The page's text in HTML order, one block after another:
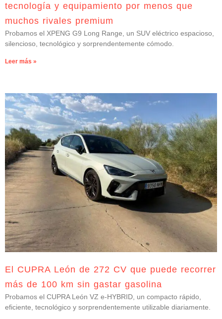
tecnología y equipamiento por menos que
muchos rivales premium
Probamos el XPENG G9 Long Range, un SUV eléctrico espacioso,
silencioso, tecnológico y sorprendentemente cómodo.
Leer más »
El CUPRA León de 272 CV que puede recorrer
más de 100 km sin gastar gasolina
Probamos el CUPRA León VZ e-HYBRID, un compacto rápido,
eficiente, tecnológico y sorprendentemente utilizable diariamente.